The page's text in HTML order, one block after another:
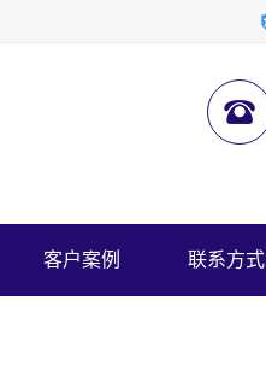
客户案例 联系方式